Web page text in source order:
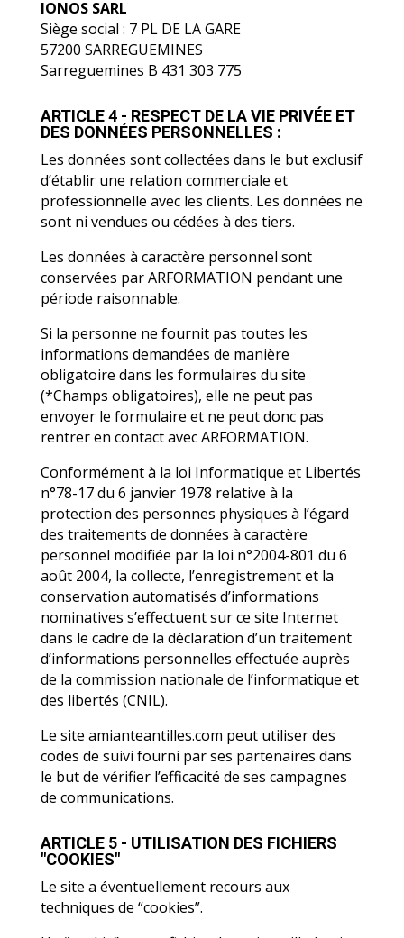
IONOS SARL
Siège social : 7 PL DE LA GARE
57200 SARREGUEMINES
Sarreguemines B 431 303 775
ARTICLE 4 - RESPECT DE LA VIE PRIVÉE ET
Les données sont collectées dans le but exclusif
d’établir une relation commerciale et
professionnelle avec les clients. Les données ne
Les données à caractère personnel sont
conservées par ARFORMATION pendant une
période raisonnable.
Si la personne ne fournit pas toutes les
informations demandées de manière
obligatoire dans les formulaires du site
(*Champs obligatoires), elle ne peut pas
envoyer le formulaire et ne peut donc pas
Conformément à la loi Informatique et Libertés
n°78-17 du 6 janvier 1978 relative à la
protection des personnes physiques à l’égard
des traitements de données à caractère
personnel modifiée par la loi n°2004-801 du 6
août 2004, la collecte, l’enregistrement et la
conservation automatisés d’informations
nominatives s’effectuent sur ce site Internet
dans le cadre de la déclaration d’un traitement
d’informations personnelles effectuée auprès
de la commission nationale de l’informatique et
Le site amianteantilles.com peut utiliser des
codes de suivi fourni par ses partenaires dans
le but de vérifier l’efficacité de ses campagnes
ARTICLE 5 - UTILISATION DES FICHIERS
Le site a éventuellement recours aux
techniques de “cookies”.